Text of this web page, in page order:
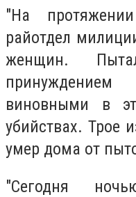
"На
райотдел
женщин.
виновными в
убийствах. Трое
умер дома от
"Сегодня